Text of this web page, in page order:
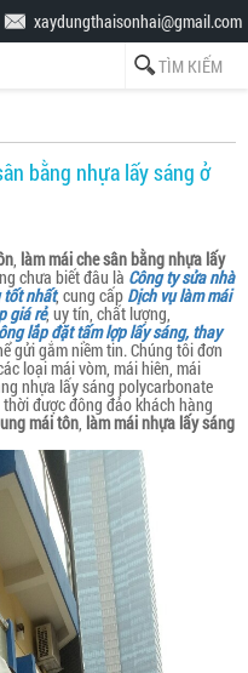
xaydungthaisonhai@gmail.com
bằng nhựa lấy sáng ở
, làm mái che sân bằng nhựa lấy
chưa biết đâu là Công ty sửa nhà
tốt nhất, cung cấp Dịch vụ làm mái
giá rẻ, uy tín, chất lượng,
lắp đặt tấm lợp lấy sáng, thay
gửi gắm niềm tin. Chúng tôi đơn
loại mái vòm, mái hiên, mái
nhựa lấy sáng polycarbonate
được đông đảo khách hàng
mái tôn, làm mái nhựa lấy sáng